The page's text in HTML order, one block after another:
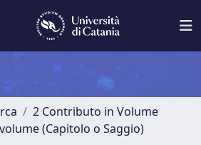
2 Contributo in Volume
(Capitolo o Saggio)